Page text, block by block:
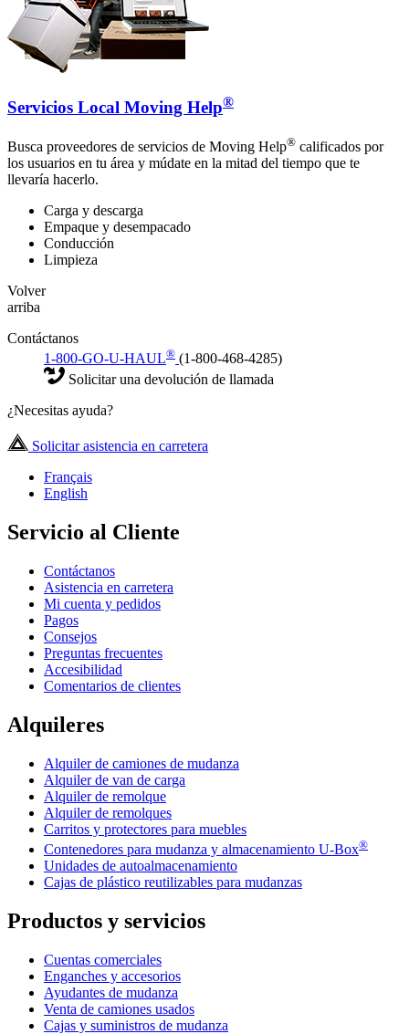
Servicios Local Moving Help®
Busca proveedores de servicios de Moving Help® calificados por
los usuarios en tu área y múdate en la mitad del tiempo que te
llevaría hacerlo.
Carga y descarga
Empaque y desempacado
Conducción
Limpieza
Volver
arriba
Contáctanos
1-800-GO-U-HAUL® (1-800-468-4285)
Solicitar una devolución de llamada
¿Necesitas ayuda?
Solicitar asistencia en carretera
Français
English
Servicio al Cliente
Contáctanos
Asistencia en carretera
Mi cuenta y pedidos
Pagos
Consejos
Preguntas frecuentes
Accesibilidad
Comentarios de clientes
Alquileres
Alquiler de camiones de mudanza
Alquiler de van de carga
Alquiler de remolque
Alquiler de remolques
Carritos y protectores para muebles
Contenedores para mudanza y almacenamiento U-Box®
Unidades de autoalmacenamiento
Cajas de plástico reutilizables para mudanzas
Productos y servicios
Cuentas comerciales
Enganches y accesorios
Ayudantes de mudanza
Venta de camiones usados
Cajas y suministros de mudanza